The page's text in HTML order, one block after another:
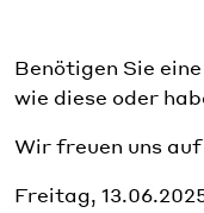
Benötigen Sie
wie diese oder
Wir freuen uns
Freitag,